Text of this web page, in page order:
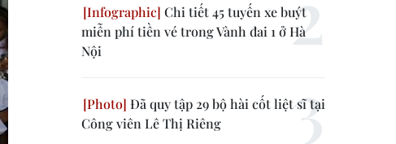
Chi tiết 45 tuyến xe buýt
miễn phí tiền vé trong Vành đai 1 ở Hà
Nội
Đã quy tập 29 bộ hài cốt liệt sĩ tại
Công viên Lê Thị Riêng